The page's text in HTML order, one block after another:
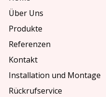
Über Uns
Produkte
Referenzen
Kontakt
Installation und Montage
Rückrufservice